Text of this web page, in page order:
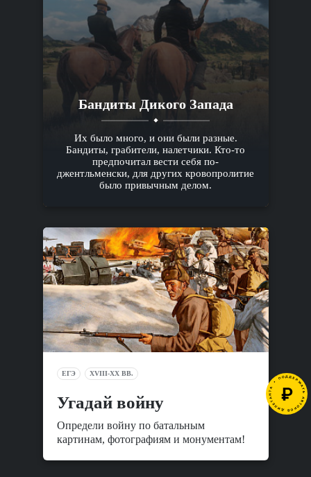
Бандиты Дикого Запада
Их было много, и они были разные.
Бандиты, грабители, налетчики. Кто-то
предпочитал вести себя по-
джентльменски, для других кровопролитие
было привычным делом.
ЕГЭ XVIII-XX ВВ.
Угадай войну
Определи войну по батальным
картинам, фотографиям и монументам!